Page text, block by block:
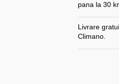
pana la 30
Livrare
Climano.